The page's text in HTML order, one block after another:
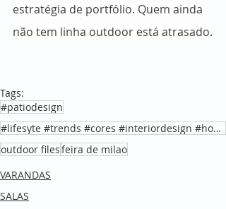
estratégia de portfólio. Quem ainda
não tem linha outdoor está atrasado.
Tags:
#patiodesign
#lifesyte #trends #cores #interiordesign #home
outdoor filesfeira de milao
VARANDAS
SALAS